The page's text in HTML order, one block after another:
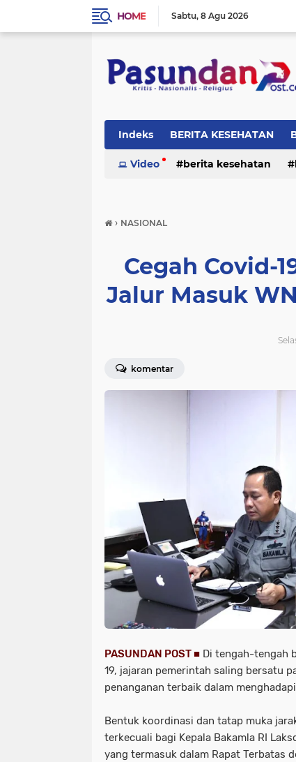
HOME Sabtu 8 Agu 2026
Indeks BERITA KESEHATAN
RELIGI
Video berita kesehatan
› NASIONAL
Cegah Covid-
Jalur Masuk
komentar
PASUNDAN POST ■ Di tengah-tengah
19, jajaran pemerintah saling bersatu
penanganan terbaik dalam
Bentuk koordinasi dan tatap muka
terkecuali bagi Kepala Bakamla RI
yang termasuk dalam Rapat Terbatas